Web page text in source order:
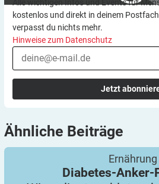
Alle wichtigen Infos und Events für
kostenlos und direkt in deinem
verpasst du nichts mehr.
Hinweise zum Datenschutz
Jetzt
Ähnliche Beiträge
Metternich von
Ernährung
Diabetes-Anker-